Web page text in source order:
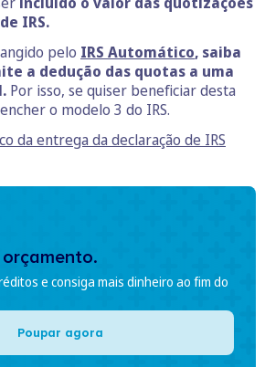
IRS.
pelo IRS Automático, saiba
a dedução das quotas a uma
Por isso, se quiser beneficiar desta
o modelo 3 do IRS.
da entrega da declaração de IRS
e consiga mais dinheiro ao fim do
Poupar agora